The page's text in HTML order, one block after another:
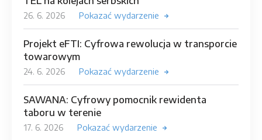
26. 6. 2026 Pokazać wydarzenie
Projekt eFTI: Cyfrowa rewolucja w transporcie
towarowym
24. 6. 2026 Pokazać wydarzenie
SAWANA: Cyfrowy pomocnik rewidenta
taboru w terenie
17. 6. 2026 Pokazać wydarzenie